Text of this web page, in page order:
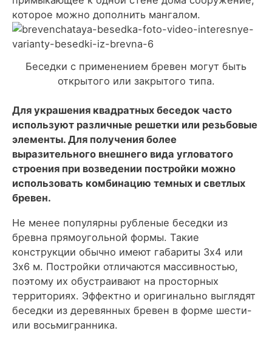
которое можно дополнить мангалом.
Беседки с применением бревен могут быть
открытого или закрытого типа.
Для украшения квадратных беседок часто
используют различные решетки или резьбовые
элементы. Для получения более
выразительного внешнего вида угловатого
строения при возведении постройки можно
использовать комбинацию темных и светлых
бревен.
Не менее популярны рубленые беседки из
бревна прямоугольной формы. Такие
конструкции обычно имеют габариты 3х4 или
3х6 м. Постройки отличаются массивностью,
поэтому их обустраивают на просторных
территориях. Эффектно и оригинально выглядят
беседки из деревянных бревен в форме шести-
или восьмигранника.